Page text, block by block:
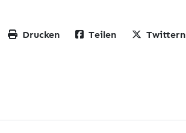
Drucken Teilen Twittern